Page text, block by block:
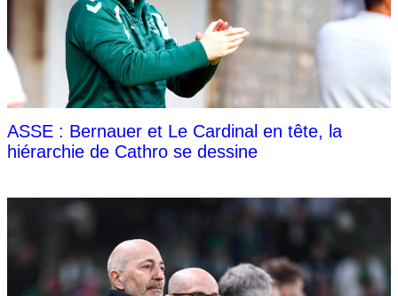
ASSE : Bernauer et Le Cardinal en tête, la
hiérarchie de Cathro se dessine